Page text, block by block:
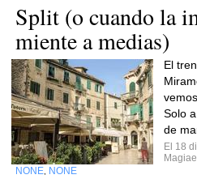
Split (o cuando la
miente a medias)
El
Solo
de
El 18
NONE NONE